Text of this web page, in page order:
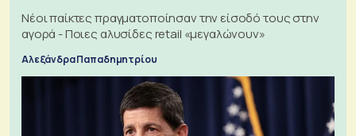
Νέοι παίκτες πραγματοποίησαν την είσοδό τους στην
αγορά - Ποιες αλυσίδες retail «μεγαλώνουν»
Αλεξάνδρα Παπαδημητρίου